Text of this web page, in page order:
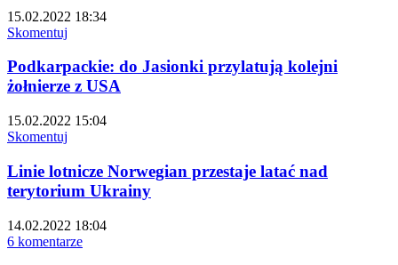
15.02.2022 18:34
Skomentuj
Podkarpackie: do Jasionki przylatują kolejni
żołnierze z USA
15.02.2022 15:04
Skomentuj
Linie lotnicze Norwegian przestaje latać nad
terytorium Ukrainy
14.02.2022 18:04
6 komentarze